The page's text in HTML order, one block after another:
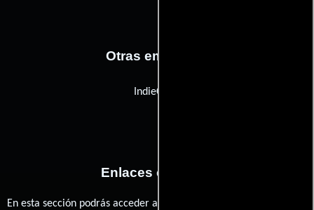
Otras empresas
IndieClear
Enlaces externos
En esta sección podrás acceder a los recursos externos que